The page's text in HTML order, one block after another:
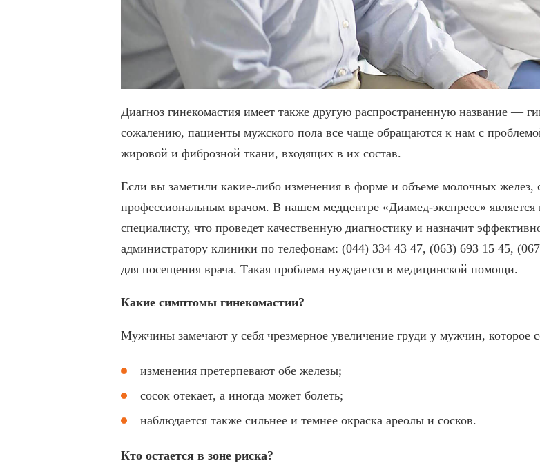
Диагноз гинекомастия имеет также другую распространенную название —
сожалению, пациенты мужского пола все чаще обращаются к нам с
жировой и фиброзной ткани, входящих в их состав.
Если вы заметили какие-либо изменения в форме и объеме молочных желез,
профессиональным врачом. В нашем медцентре «Диамед-экспресс» является
специалисту, что проведет качественную диагностику и назначит
администратору клиники по телефонам: (044) 334 43 47, (063) 693 15 45,
для посещения врача. Такая проблема нуждается в медицинской помощи.
Какие симптомы гинекомастии?
Мужчины замечают у себя чрезмерное увеличение груди у мужчин, которое
изменения претерпевают обе железы;
сосок отекает, а иногда может болеть;
наблюдается также сильнее и темнее окраска ареолы и сосков.
Кто остается в зоне риска?